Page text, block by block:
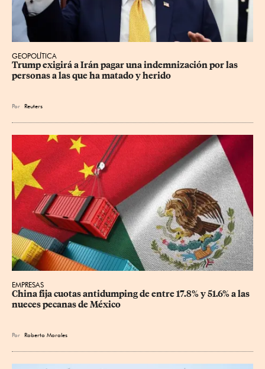
GEOPOLÍTICA
Trump exigirá a Irán pagar una indemnización por las
personas a las que ha matado y herido
Por Reuters
EMPRESAS
China fija cuotas antidumping de entre 17.8% y 51.6% a las
nueces pecanas de México
Por Roberto Morales